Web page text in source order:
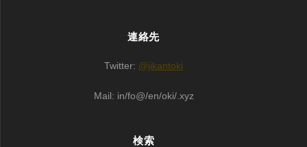
連絡先
Twitter: @jikantoki
Mail: in/fo@/en/oki/.xyz
検索